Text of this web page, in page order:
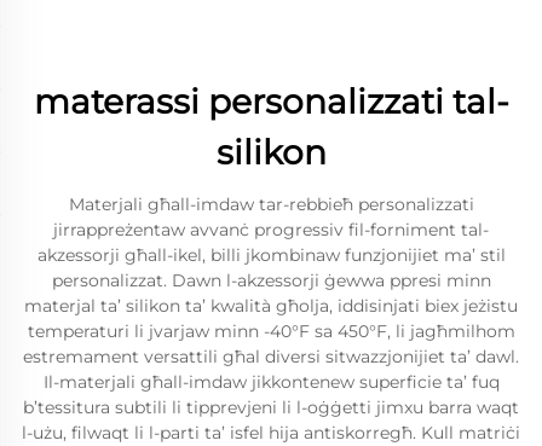
materassi personalizzati tal-
silikon
Materjali għall-imdaw tar-rebbieħ personalizzati
jirrappreżentaw avvanċ progressiv fil-forniment tal-
akzessorji għall-ikel, billi jkombinaw funzjonijiet ma’ stil
personalizzat. Dawn l-akzessorji ġewwa ppresi minn
materjal ta’ silikon ta’ kwalità għolja, iddisinjati biex jeżistu
temperaturi li jvarjaw minn -40°F sa 450°F, li jagħmilhom
estremament versattili għal diversi sitwazzjonijiet ta’ dawl.
Il-materjali għall-imdaw jikkontenew superficie ta’ fuq
b’tessitura subtili li tipprevjeni li l-oġġetti jimxu barra waqt
l-użu, filwaqt li l-parti ta’ isfel hija antiskorregħ. Kull matriċi